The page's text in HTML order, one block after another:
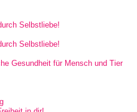
Selbstliebe!
Selbstliebe!
Gesundheit für Mensch und Tier